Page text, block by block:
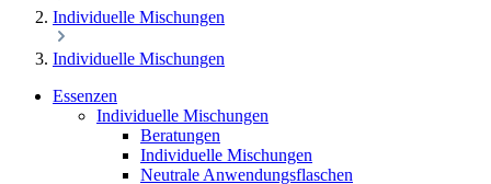
Individuelle Mischungen
Individuelle Mischungen
Essenzen
Individuelle Mischungen
Beratungen
Individuelle Mischungen
Neutrale Anwendungsflaschen